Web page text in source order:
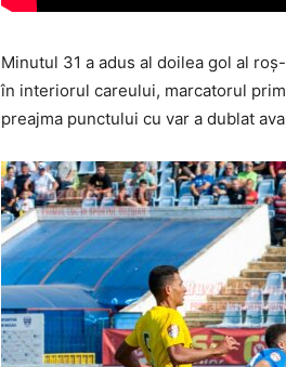
Minutul 31 a adus al doilea gol al
în interiorul careului, marcatorul
preajma punctului cu var a dublat